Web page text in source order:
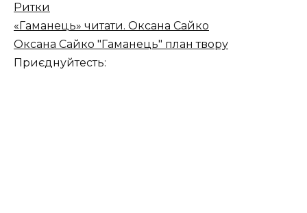
Ритки
«Гаманець» читати. Оксана Сайко
Оксана Сайко "Гаманець" план твору
Приєднуйтесть: